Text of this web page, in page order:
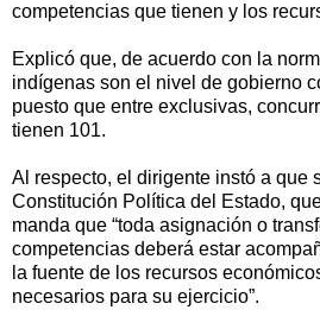
competencias que tienen y los
Explicó que, de acuerdo con la
indígenas son el nivel de gobierno
puesto que entre exclusivas,
tienen 101.
Al respecto, el dirigente instó a que
Constitución Política del Estado,
manda que “toda asignación o
competencias deberá estar
la fuente de los recursos
necesarios para su ejercicio”.